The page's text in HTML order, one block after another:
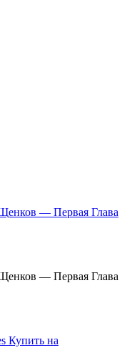
— Первая Глава
— Первая Глава
Купить на